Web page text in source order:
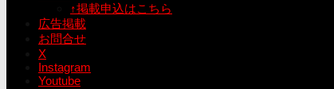
↑掲載申込はこちら
広告掲載
お問合せ
X
Instagram
Youtube